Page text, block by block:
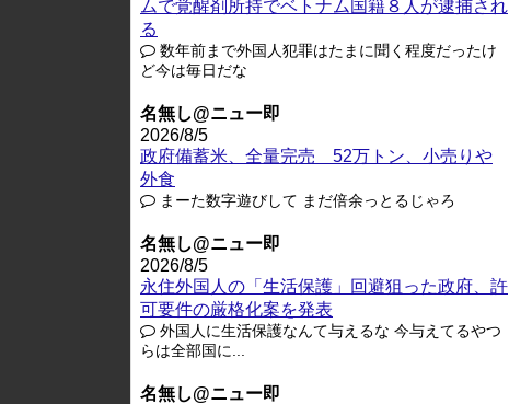
ムで覚醒剤所持でベトナム国籍８人が逮捕され
る
数年前まで外国人犯罪はたまに聞く程度だったけ
ど今は毎日だな
名無し@ニュー即
2026/8/5
政府備蓄米、全量完売 52万トン、小売りや
外食
まーた数字遊びして まだ倍余っとるじゃろ
名無し@ニュー即
2026/8/5
永住外国人の「生活保護」回避狙った政府、許
可要件の厳格化案を発表
外国人に生活保護なんて与えるな 今与えてるやつ
らは全部国に...
名無し@ニュー即